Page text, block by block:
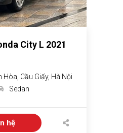
City L 2021
Hòa, Cầu Giấy, Hà Nội
Sedan
hệ